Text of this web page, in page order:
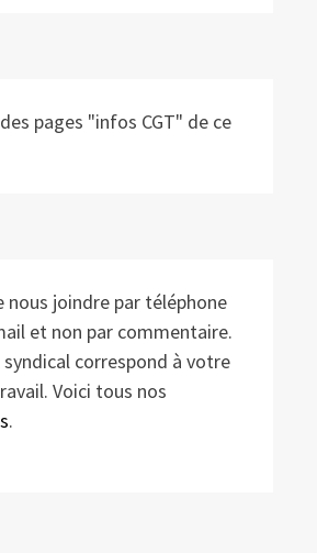
pages "infos CGT" de ce
nous joindre par téléphone
et non par commentaire.
syndical correspond à votre
Voici tous nos
.